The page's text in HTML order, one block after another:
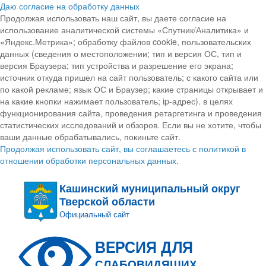
Даю согласие на обработку данных
Продолжая использовать наш сайт, вы даете согласие на
использование аналитической системы «Спутник/Аналитика» и
«Яндекс.Метрика»; обработку файлов cookie, пользовательских
данных (сведения о местоположении; тип и версия ОС, тип и
версия Браузера; тип устройства и разрешение его экрана;
источник откуда пришел на сайт пользователь; с какого сайта или
по какой рекламе; язык ОС и Браузер; какие страницы открывает и
на какие кнопки нажимает пользователь; ip-адрес). в целях
функционирования сайта, проведения ретаргетинга и проведения
статистических исследований и обзоров. Если вы не хотите, чтобы
ваши данные обрабатывались, покиньте сайт.
Продолжая использовать сайт, вы соглашаетесь с политикой в
отношении обработки персональных данных.